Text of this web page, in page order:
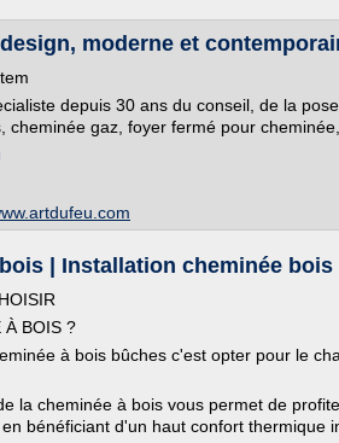
moderne et
depuis 30 ans du conseil, de la
cheminée gaz, foyer fermé pour
| Installation cheminée bois
À BOIS ?
à bois bûches c'est opter pour le
la cheminée à bois vous permet de
bénéficiant d'un haut confort thermique